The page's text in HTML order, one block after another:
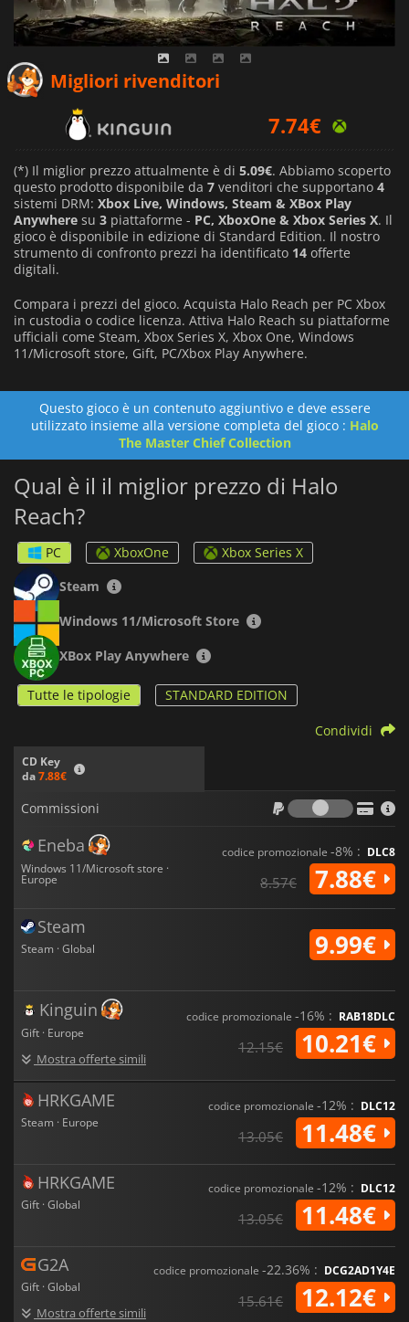
Migliori rivenditori
7.74€
9.99€
(*) Il miglior prezzo attualmente è di 5.09€. Abbiamo scoperto
questo prodotto disponibile da 7 venditori che supportano 4
sistemi DRM: Xbox Live, Windows, Steam & XBox Play
Anywhere su 3 piattaforme - PC, XboxOne & Xbox Series X. Il
gioco è disponibile in edizione di Standard Edition. Il nostro
strumento di confronto prezzi ha identificato 14 offerte
digitali.
Compara i prezzi del gioco. Acquista Halo Reach per PC Xbox
in custodia o codice licenza. Attiva Halo Reach su piattaforme
ufficiali come Steam, Xbox Series X, Xbox One, Windows
11/Microsoft store, Gift, PC/Xbox Play Anywhere.
Questo gioco è un contenuto aggiuntivo e deve essere
utilizzato insieme alla versione completa del gioco : Halo
The Master Chief Collection
Qual è il il miglior prezzo di Halo
Reach?
PC XboxOne
Xbox Series X
Steam
Windows 11/Microsoft Store
XBox Play Anywhere
Tutte le tipologie STANDARD EDITION
CD Key
da7.88€
Condividi
Commissioni
Eneba
Windows 11/Microsoft store ·
Europe
codice promozionale -8% : DLC8
8.57€ 7.88€
Steam
Steam · Global 9.99€
Kinguin
Gift · Europe
Mostra offerte simili
codice promozionale -16% : RAB18DLC
12.15€ 10.21€
HRKGAME
Steam · Europe
codice promozionale -12% : DLC12
13.05€ 11.48€
HRKGAME
Gift · Global
codice promozionale -12% : DLC12
13.05€ 11.48€
G2A
Gift · Global
Mostra offerte simili
codice promozionale -22.36% : DCG2AD1Y4E
15.61€ 12.12€